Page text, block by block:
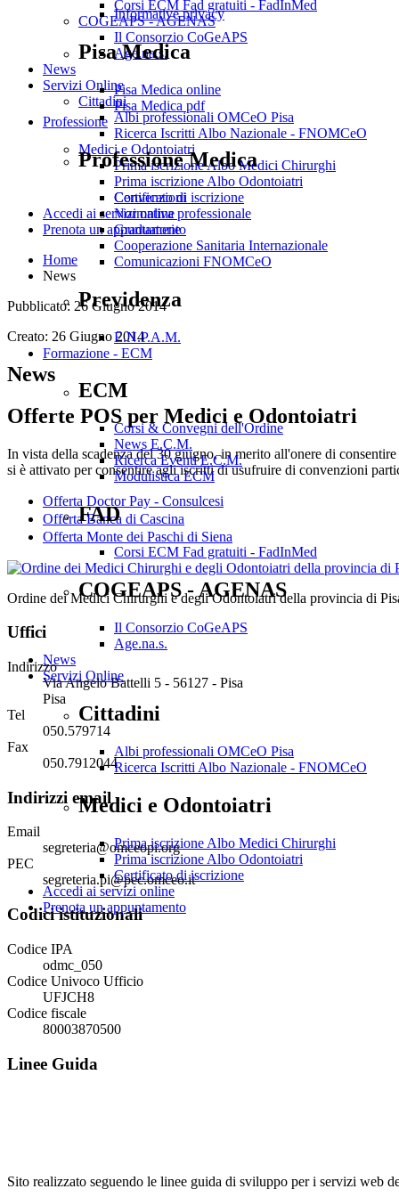
Informative privacy
Pisa Medica
Pisa Medica online
Pisa Medica pdf
Professione
Professione Medica
Convenzioni
Normativa professionale
Graduatorie
Cooperazione Sanitaria Internazionale
Comunicazioni FNOMCeO
Previdenza
E.N.P.A.M.
Formazione - ECM
ECM
Corsi & Convegni dell'Ordine
News E.C.M.
Ricerca Eventi E.C.M.
Modulistica ECM
FAD
Corsi ECM Fad gratuiti - FadInMed
COGEAPS - AGENAS
Il Consorzio CoGeAPS
Age.na.s.
News
Servizi Online
Cittadini
Albi professionali OMCeO Pisa
Ricerca Iscritti Albo Nazionale - FNOMCeO
Medici e Odontoiatri
Prima iscrizione Albo Medici Chirurghi
Prima iscrizione Albo Odontoiatri
Certificato di iscrizione
Accedi ai servizi online
Prenota un appuntamento
Corsi ECM Fad gratuiti - FadInMed
COGEAPS - AGENAS
Il Consorzio CoGeAPS
Age.na.s.
News
Servizi Online
Cittadini
Albi professionali OMCeO Pisa
Ricerca Iscritti Albo Nazionale - FNOMCeO
Medici e Odontoiatri
Prima iscrizione Albo Medici Chirurghi
Prima iscrizione Albo Odontoiatri
Certificato di iscrizione
Accedi ai servizi online
Prenota un appuntamento
Home
News
Pubblicato: 26 Giugno 2014
Creato: 26 Giugno 2014
News
Offerte POS per Medici e Odontoiatri
In vista della scadenza del 30 giugno, in merito all'onere di
si è attivato per consentire agli iscritti di usufruire di convenzioni
Offerta Doctor Pay - Consulcesi
Offerta Banca di Cascina
Offerta Monte dei Paschi di Siena
Ordine dei Medici Chirurghi e degli Odontoiatri della provincia di
Uffici
Indirizzo
Via Angelo Battelli 5 - 56127 - Pisa
Pisa
Tel
050.579714
Fax
050.7912044
Indirizzi email
Email
segreteria@omceopi.org
PEC
segreteria.pi@pec.omceo.it
Codici istituzionali
Codice IPA
odmc_050
Codice Univoco Ufficio
UFJCH8
Codice fiscale
80003870500
Linee Guida
Sito realizzato seguendo le linee guida di sviluppo per i servizi